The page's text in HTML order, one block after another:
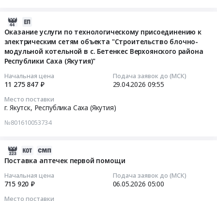
Оказание услуги по технологическому присоединению к
электрическим сетям объекта "Строительство блочно-
модульной котельной в с. Бетенкес Верхоянского района
Республики Саха (Якутия)"
Начальная цена
11 275 847 ₽
Подача заявок до (МСК)
29.04.2026 09:55
Место поставки
г. Якутск, Республика Саха (Якутия)
№801610053734
Поставка аптечек первой помощи
Начальная цена
715 920 ₽
Подача заявок до (МСК)
06.05.2026 05:00
Место поставки